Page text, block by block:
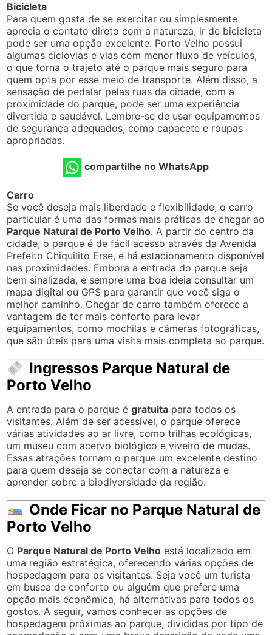
Bicicleta
Para quem gosta de se exercitar ou simplesmente
aprecia o contato direto com a natureza, ir de bicicleta
pode ser uma opção excelente. Porto Velho possui
algumas ciclovias e vias com menor fluxo de veículos,
o que torna o trajeto até o parque mais seguro para
quem opta por esse meio de transporte. Além disso, a
sensação de pedalar pelas ruas da cidade, com a
proximidade do parque, pode ser uma experiência
divertida e saudável. Lembre-se de usar equipamentos
de segurança adequados, como capacete e roupas
apropriadas.
compartilhe no WhatsApp
Carro
Se você deseja mais liberdade e flexibilidade, o carro
particular é uma das formas mais práticas de chegar ao
Parque Natural de Porto Velho. A partir do centro da
cidade, o parque é de fácil acesso através da Avenida
Prefeito Chiquilito Erse, e há estacionamento disponível
nas proximidades. Embora a entrada do parque seja
bem sinalizada, é sempre uma boa ideia consultar um
mapa digital ou GPS para garantir que você siga o
melhor caminho. Chegar de carro também oferece a
vantagem de ter mais conforto para levar
equipamentos, como mochilas e câmeras fotográficas,
que são úteis para uma visita mais completa ao parque.
Ingressos Parque Natural de
Porto Velho
A entrada para o parque égratuita para todos os
visitantes. Além de ser acessível, o parque oferece
várias atividades ao ar livre, como trilhas ecológicas,
um museu com acervo biológico e viveiro de mudas.
Essas atrações tornam o parque um excelente destino
para quem deseja se conectar com a natureza e
aprender sobre a biodiversidade da região.
Onde Ficar no Parque Natural de
Porto Velho
O Parque Natural de Porto Velho está localizado em
uma região estratégica, oferecendo várias opções de
hospedagem para os visitantes. Seja você um turista
em busca de conforto ou alguém que prefere uma
opção mais econômica, há alternativas para todos os
gostos. A seguir, vamos conhecer as opções de
hospedagem próximas ao parque, divididas por tipo de